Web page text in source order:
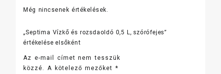
Még nincsenek értékelések.
„Septima Vízkő és rozsdaoldó 0,5 L, szórófejes”
értékelése elsőként
Az e-mail címet nem tesszük
közzé.
A kötelező mezőket *